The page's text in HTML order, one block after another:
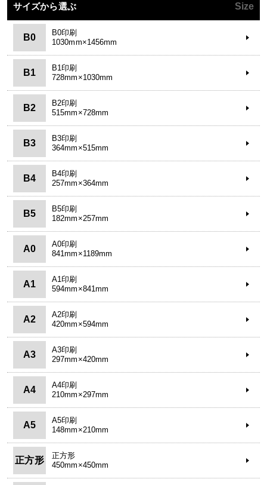
サイズから選ぶ Size
B0
B0印刷
1030mm×1456mm
B1
B1印刷
728mm×1030mm
B2
B2印刷
515mm×728mm
B3
B3印刷
364mm×515mm
B4
B4印刷
257mm×364mm
B5
B5印刷
182mm×257mm
A0
A0印刷
841mm×1189mm
A1
A1印刷
594mm×841mm
A2
A2印刷
420mm×594mm
A3
A3印刷
297mm×420mm
A4
A4印刷
210mm×297mm
A5
A5印刷
148mm×210mm
正方形
正方形
450mm×450mm